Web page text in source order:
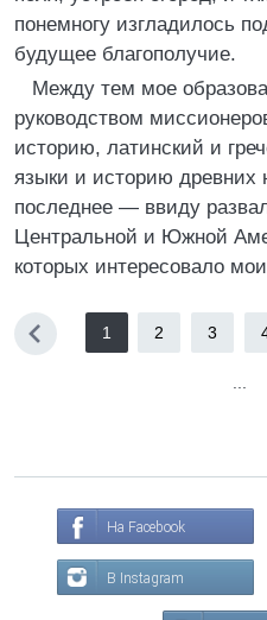
понемногу изгладилось
будущее благополучие.
Между тем мое
руководством
историю, латинский и
языки и историю древних
последнее — ввиду
Центральной и Южной
которых интересовало
1 2 3
На Facebook
В Instagram